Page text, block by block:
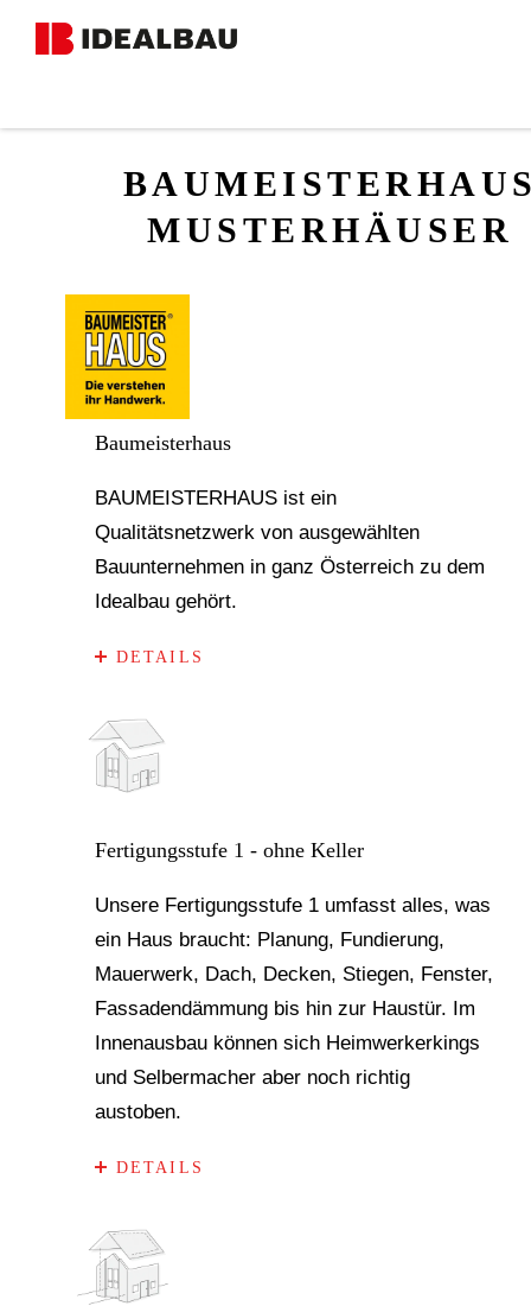
MUSTERHÄUSER
Baumeisterhaus
BAUMEISTERHAUS ist ein
Qualitätsnetzwerk von ausgewählten
Bauunternehmen in ganz Österreich zu dem
Idealbau gehört.
DETAILS
Fertigungsstufe 1 - ohne Keller
Unsere Fertigungsstufe 1 umfasst alles, was
ein Haus braucht: Planung, Fundierung,
Mauerwerk, Dach, Decken, Stiegen, Fenster,
Fassadendämmung bis hin zur Haustür. Im
Innenausbau können sich Heimwerkerkings
und Selbermacher aber noch richtig
austoben.
DETAILS